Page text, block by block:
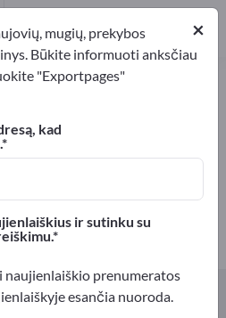
gamintojus ir
Gamintojai
×
mugių, prekybos
Būkite informuoti anksčiau
"Exportpages"
kad
ir sutinku su
naujienlaiškio prenumeratos
esančia nuoroda.